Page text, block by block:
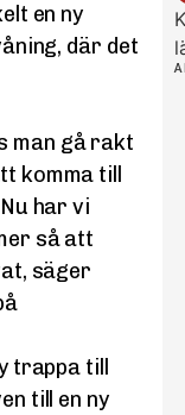
en ny
där det
man gå rakt
komma till
har vi
så att
säger
trappa till
till en ny